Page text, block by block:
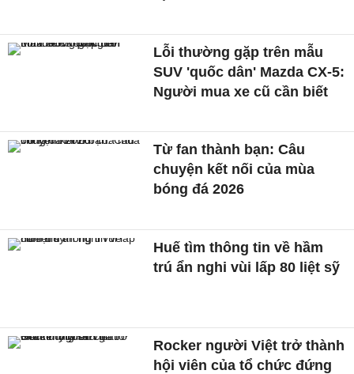
Lỗi thường gặp trên mẫu
SUV 'quốc dân' Mazda CX-5:
Người mua xe cũ cần biết
Từ fan thành bạn: Câu
chuyện kết nối của mùa
bóng đá 2026
Huế tìm thông tin về hầm
trú ẩn nghi vùi lấp 80 liệt sỹ
Rocker người Việt trở thành
hội viên của tổ chức đứng